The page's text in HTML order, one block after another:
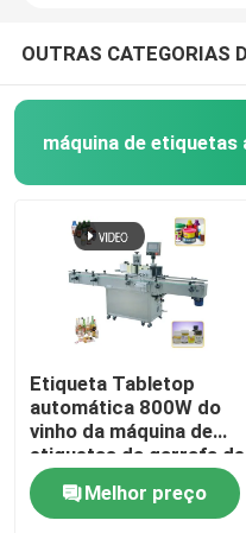
OUTRAS CATEGORIAS
máquina de
Etiqueta Tabletop
automática 800W do
vinho da máquina de
etiquetas da garrafa de
comprimido de
WEINVIEWMelhor preço